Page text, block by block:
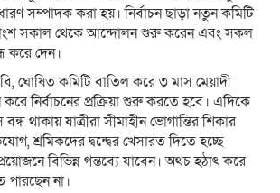
সম্পাদক করা হয়। নির্বাচন ছাড়া নতুন কমিটি
সকাল থেকে আন্দোলন শুরু করেন এবং সকল
করে দেন।
ঘোষিত কমিটি বাতিল করে ৩ মাস মেয়াদী
নির্বাচনের প্রক্রিয়া শুরু করতে হবে। এদিকে
থাকায় যাত্রীরা সীমাহীন ভোগান্তির শিকার
শ্রমিকদের দ্বন্দ্বের খেসারত দিতে হচ্ছে
বিভিন্ন গন্তব্যে যাবেন। অথচ হঠাৎ করে
পারছেন না।